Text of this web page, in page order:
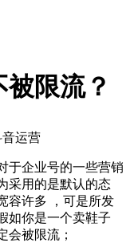
限流？
运营
于企业号的一些营销
采用的是默认的态
容许多 ，可是所发
如你是一个卖鞋子
会被限流；